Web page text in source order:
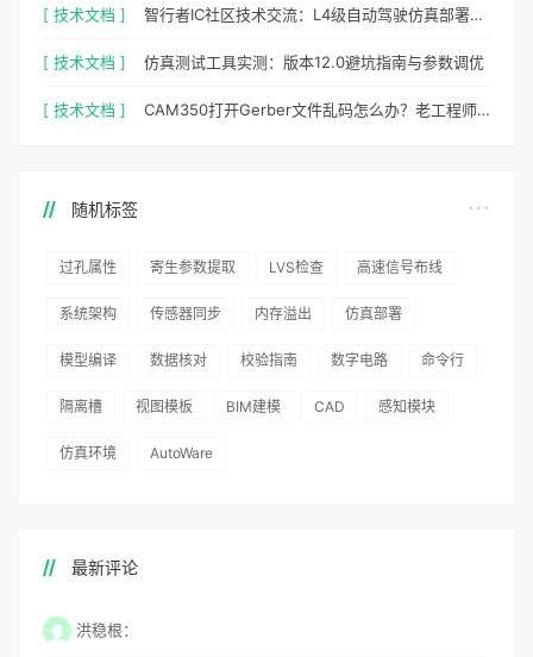
[ 技术文档 ] 智行者IC社区技术交流：L4级自动驾驶仿真部署实操指南
[ 技术文档 ] 仿真测试工具实测：版本12.0避坑指南与参数调优
[ 技术文档 ] CAM350打开Gerber文件乱码怎么办？老工程师实测避坑指南
随机标签
过孔属性 寄生参数提取 LVS检查 高速信号布线
系统架构 传感器同步 内存溢出 仿真部署
模型编译 数据核对 校验指南 数字电路 命令行
隔离槽 视图模板 BIM建模 CAD 感知模块
仿真环境 AutoWare
最新评论
洪稳根：